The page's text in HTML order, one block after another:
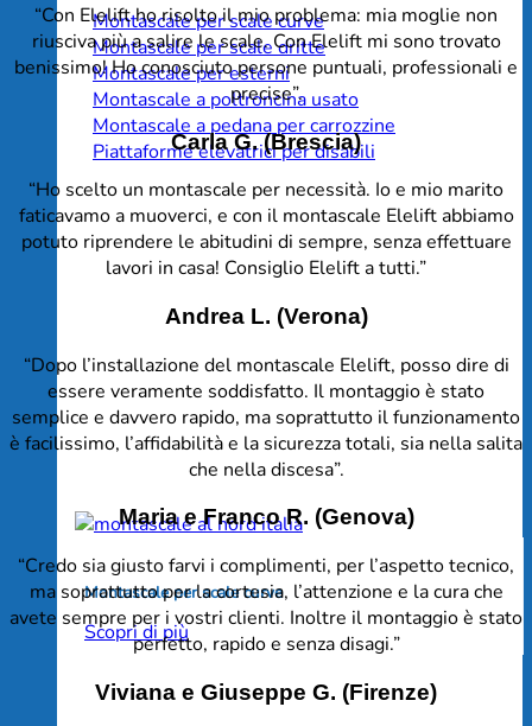
Montascale per scale curve
Montascale per scale dritte
Montascale per esterni
Montascale a poltroncina usato
Montascale a pedana per carrozzine
Piattaforme elevatrici per disabili
Montascale per scale curve
Scopri di più
“Con Elelift ho risolto il mio problema: mia moglie non
riusciva più a salire le scale. Con Elelift mi sono trovato
benissimo! Ho conosciuto persone puntuali, professionali e
precise”.
Carla G. (Brescia)
“Ho scelto un montascale per necessità. Io e mio marito
faticavamo a muoverci, e con il montascale Elelift abbiamo
potuto riprendere le abitudini di sempre, senza effettuare
lavori in casa! Consiglio Elelift a tutti.”
Andrea L. (Verona)
“Dopo l’installazione del montascale Elelift, posso dire di
essere veramente soddisfatto. Il montaggio è stato
semplice e davvero rapido, ma soprattutto il funzionamento
è facilissimo, l’affidabilità e la sicurezza totali, sia nella salita
che nella discesa”.
Maria e Franco R. (Genova)
“Credo sia giusto farvi i complimenti, per l’aspetto tecnico,
ma soprattutto per la cortesia, l’attenzione e la cura che
avete sempre per i vostri clienti. Inoltre il montaggio è stato
perfetto, rapido e senza disagi.”
Viviana e Giuseppe G. (Firenze)